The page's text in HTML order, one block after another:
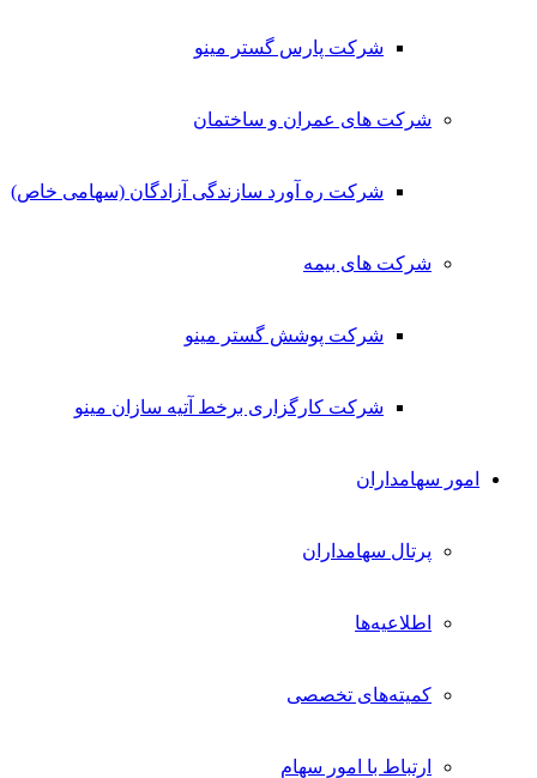
شرکت پارس گستر مینو
شرکت های عمران و ساختمان
شرکت ره آورد سازندگی آزادگان (سهامی خاص)
شرکت های بیمه
شرکت پوشش گستر مینو
شرکت کارگزاری برخط آتیه سازان مینو
امور سهامداران
پرتال سهامداران
اطلاعیه‌ها
کمیته‌های تخصصی
ارتباط با امور سهام